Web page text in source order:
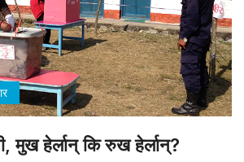
मुख हेर्लान् कि रुख हेर्लान्?